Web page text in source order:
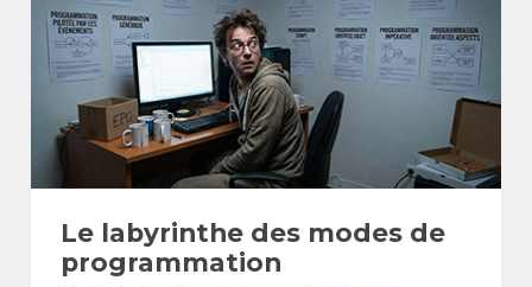
Le labyrinthe des modes de
programmation